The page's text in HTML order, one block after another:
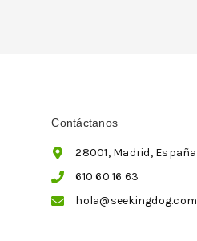
Contáctanos
28001, Madrid, España
610 60 16 63
hola@seekingdog.com